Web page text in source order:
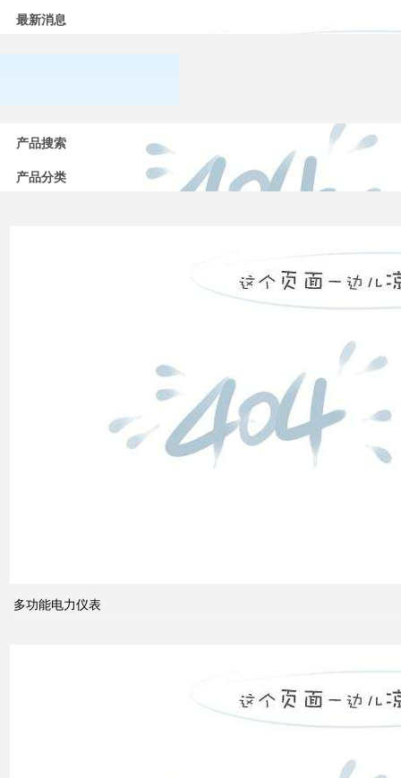
最新消息
常用
低压
高压
配电
组成
产品搜索
产品分类
多功能电力仪表